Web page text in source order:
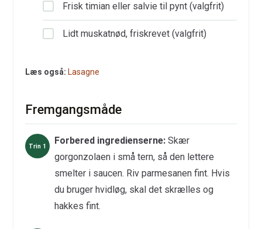
Frisk timian eller salvie til pynt (valgfrit)
Lidt muskatnød, friskrevet (valgfrit)
Læs også: Lasagne
Fremgangsmåde
Forbered ingredienserne:Skær
gorgonzolaen i små tern, så den lettere
smelter i saucen. Riv parmesanen fint. Hvis
du bruger hvidløg, skal det skrælles og
hakkes fint.